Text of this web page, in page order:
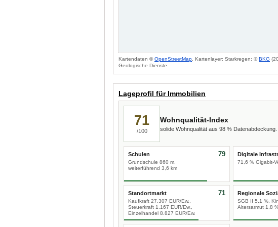
Kartendaten ©OpenStreetMap . Kartenlayer: Starkregen: ©BKG
Geologische Dienste.
Lageprofil für Immobilien
71
/100
Wohnqualität-Index
solide Wohnqualität aus 98 % Datenabdeckung.
Schulen
Grundschule 860 m,
weiterführend 3,6 km
79 Digitale
71,6 % Gigabit-
Standortmarkt
Kaufkraft 27.307 EUR/Ew.,
Steuerkraft 1.167 EUR/Ew.,
Einzelhandel 8.827 EUR/Ew.
71 Regionale
SGB II 5,1 %,
Altersarmut 1,8